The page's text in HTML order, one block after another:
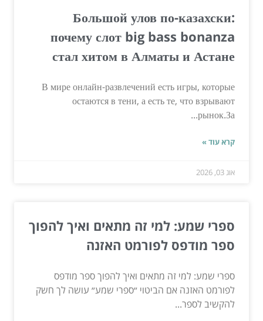
Большой улов по-казахски:
почему слот big bass bonanza
стал хитом в Алматы и Астане
В мире онлайн-развлечений есть игры, которые
остаются в тени, а есть те, что взрывают
рынок.За...
קרא עוד »
אוג 03, 2026
ספרי שמע: למי זה מתאים ואיך להפוך
ספר מודפס לפורמט האזנה
ספרי שמע: למי זה מתאים ואיך להפוך ספר מודפס
לפורמט האזנה אם הביטוי ״ספרי שמע״ עושה לך חשק
להקשיב לספר...